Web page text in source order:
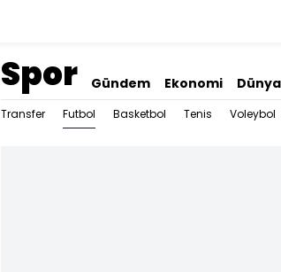
Spor Gündem Ekonomi Dünya
Transfer Futbol Basketbol Tenis Voleybol